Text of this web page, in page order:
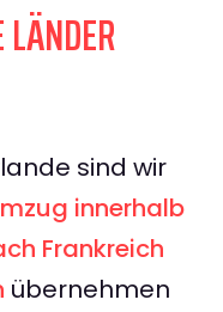
sind wir
innerhalb
Frankreich
übernehmen